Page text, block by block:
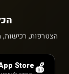
הצטרפות, רכישות,
🍎
Store